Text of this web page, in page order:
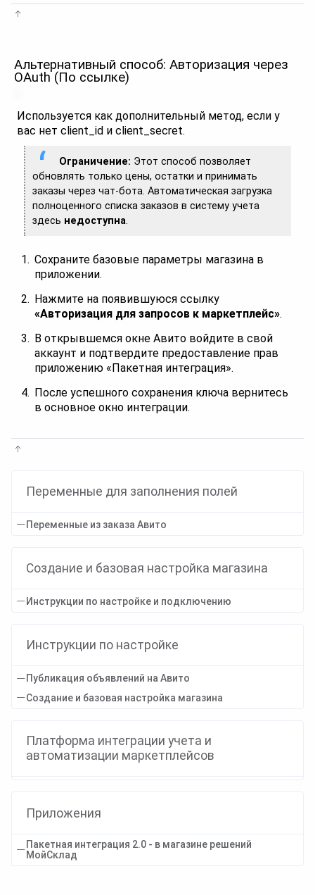
Альтернативный способ: Авторизация через
OAuth (По ссылке)
Используется как дополнительный метод, если у
вас нет client_id и client_secret.
Ограничение: Этот способ позволяет
обновлять только цены, остатки и принимать
заказы через чат-бота. Автоматическая загрузка
полноценного списка заказов в систему учета
здесь недоступна.
Сохраните базовые параметры магазина в
приложении.
Нажмите на появившуюся ссылку
«Авторизация для запросов к маркетплейс».
В открывшемся окне Авито войдите в свой
аккаунт и подтвердите предоставление прав
приложению «Пакетная интеграция».
После успешного сохранения ключа вернитесь
в основное окно интеграции.
Переменные для заполнения полей
Переменные из заказа Авито
Создание и базовая настройка магазина
Инструкции по настройке и подключению
Инструкции по настройке
Публикация объявлений на Авито
Создание и базовая настройка магазина
Платформа интеграции учета и
автоматизации маркетплейсов
Приложения
Пакетная интеграция 2.0 - в магазине решений
МойСклад